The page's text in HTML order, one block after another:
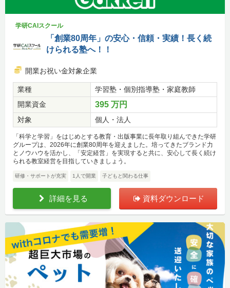
学研CAIスクール
「創業80周年」の安心・信頼・実績！長く続
けられる塾へ！！
開業お祝い金対象企業
業種
学習塾・個別指導塾・家庭教師
開業資金
395 万円
対象 個人・法人
「科学と学習」をはじめとする教育・出版事業に長年取り組んできた学研
グループは、2026年に創業80周年を迎えました。培ってきたブランド力
とノウハウを活かし、「安定経営」を実現すると共に、安心して長く続け
られる教室経営を目指していきましょう。
研修・サポートが充実 1人で開業 子どもと関わる仕事
詳細を見る 資料ダウンロード